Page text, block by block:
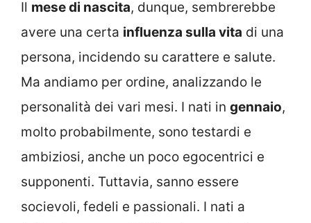
Il mese di nascita, dunque, sembrerebbe
avere una certa influenza sulla vita di una
persona, incidendo su carattere e salute.
Ma andiamo per ordine, analizzando le
personalità dei vari mesi. I nati in gennaio,
molto probabilmente, sono testardi e
ambiziosi, anche un poco egocentrici e
supponenti. Tuttavia, sanno essere
socievoli, fedeli e passionali. I nati a